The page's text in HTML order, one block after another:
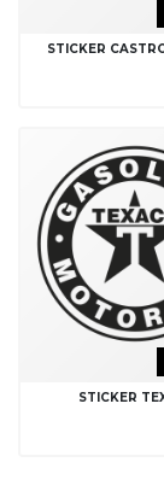
STICKER
STICKER